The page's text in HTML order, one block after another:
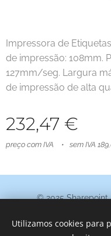
Impressora de
de impressão: 108mm.
127mm/seg. Largura
de impressão de alta
232,47 €
preço com IVA sem IVA
© 2025 Sharepoint
Utilizamos cookies para